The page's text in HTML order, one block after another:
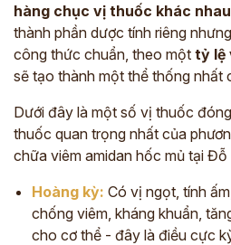
hàng chục vị thuốc khác nhau
thành phần dược tính riêng
công thức chuẩn, theo một tỷ lệ
sẽ tạo thành một thể thống nhất
Dưới đây là một số vị thuốc
thuốc quan trọng nhất của
chữa viêm amidan hốc mủ tại
Hoàng kỳ: Có vị ngọt, tính
chống viêm, kháng khuẩn,
cho cơ thể - đây là điều cực